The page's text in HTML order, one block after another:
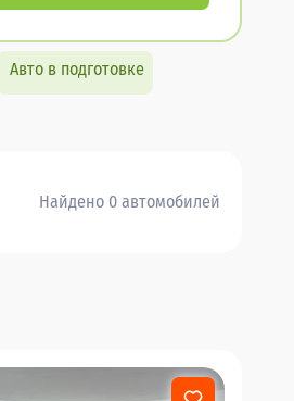
Авто в подготовке
Найдено 0 автомобилей